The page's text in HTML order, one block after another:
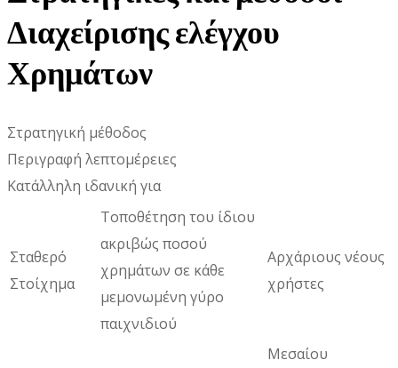
Διαχείρισης ελέγχου
Χρημάτων
Στρατηγική μέθοδος
Περιγραφή λεπτομέρειες
Κατάλληλη ιδανική για
Σταθερό
Στοίχημα
Τοποθέτηση του ίδιου
ακριβώς ποσού
χρημάτων σε κάθε
μεμονωμένη γύρο
παιχνιδιού
Αρχάριους νέους
χρήστες
Μεσαίου